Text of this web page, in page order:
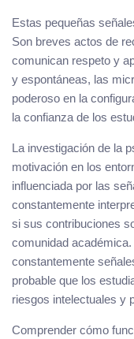
Estas pequeñas
Son breves actos de
comunican respeto y
y espontáneas, las
poderoso en la
la confianza de los
La investigación de la
motivación en los
influenciada por las
constantemente
si sus contribuciones
comunidad
constantemente
probable que los
riesgos intelectuales y
Comprender cómo